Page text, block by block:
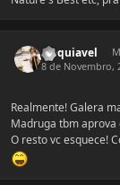
Maquiavel
8 de Novembro,
Realmente! Galera
Madruga tbm aprova
O resto vc esquece!